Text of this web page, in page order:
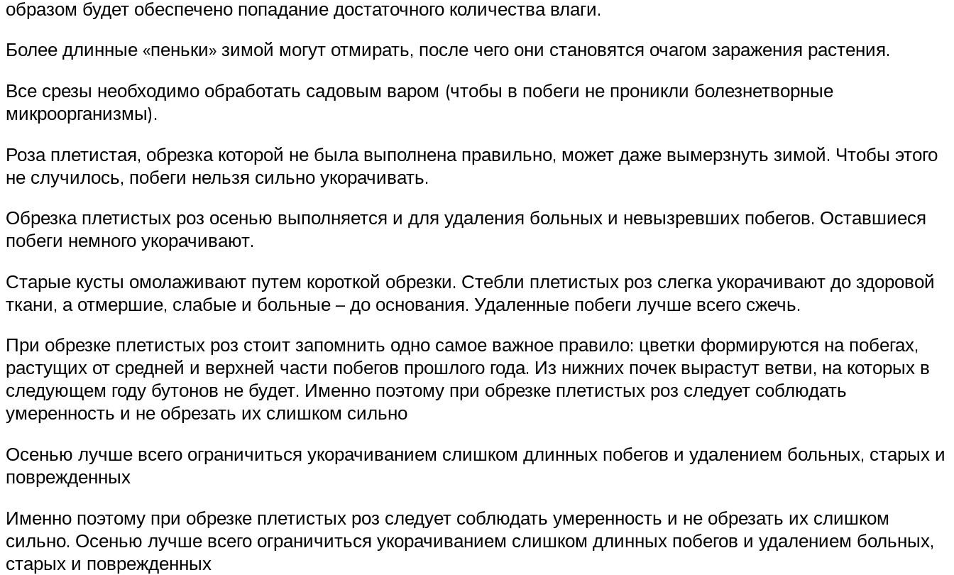
образом будет обеспечено попадание достаточного количества влаги.
Более длинные «пеньки» зимой могут отмирать, после чего они становятся очагом заражения растения.
Все срезы необходимо обработать садовым варом (чтобы в побеги не проникли болезнетворные
микроорганизмы).
Роза плетистая, обрезка которой не была выполнена правильно, может даже вымерзнуть зимой. Чтобы этого
не случилось, побеги нельзя сильно укорачивать.
Обрезка плетистых роз осенью выполняется и для удаления больных и невызревших побегов. Оставшиеся
побеги немного укорачивают.
Старые кусты омолаживают путем короткой обрезки. Стебли плетистых роз слегка укорачивают до здоровой
ткани, а отмершие, слабые и больные – до основания. Удаленные побеги лучше всего сжечь.
При обрезке плетистых роз стоит запомнить одно самое важное правило: цветки формируются на побегах,
растущих от средней и верхней части побегов прошлого года. Из нижних почек вырастут ветви, на которых в
следующем году бутонов не будет. Именно поэтому при обрезке плетистых роз следует соблюдать
умеренность и не обрезать их слишком сильно
Осенью лучше всего ограничиться укорачиванием слишком длинных побегов и удалением больных, старых и
поврежденных
Именно поэтому при обрезке плетистых роз следует соблюдать умеренность и не обрезать их слишком
сильно. Осенью лучше всего ограничиться укорачиванием слишком длинных побегов и удалением больных,
старых и поврежденных